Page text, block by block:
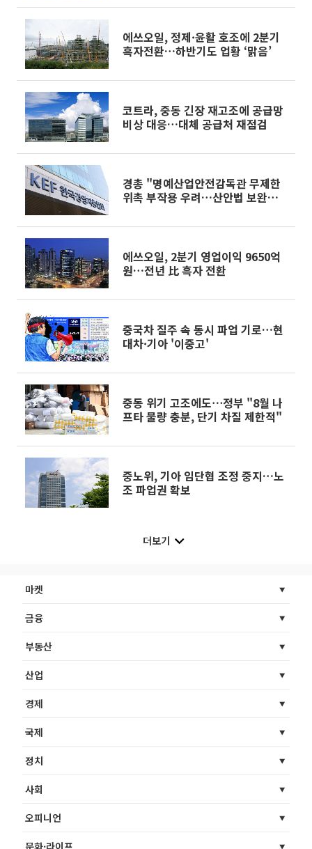
에쓰오일, 정제·윤활 호조에 2분기
흑자전환…하반기도 업황 ‘맑음’
코트라, 중동 긴장 재고조에 공급망
비상 대응…대체 공급처 재점검
경총 "명예산업안전감독관 무제한
위촉 부작용 우려…산안법 보완해
에쓰오일, 2분기 영업이익 9650억
원…전년 比 흑자 전환
중국차 질주 속 동시 파업 기로…현
대차·기아 '이중고'
중동 위기 고조에도⋯정부 "8월 나
프타 물량 충분, 단기 차질 제한적"
중노위, 기아 임단협 조정 중지…노
조 파업권 확보
더보기
마켓
금융
부동산
산업
경제
국제
정치
사회
오피니언
문화·라이프